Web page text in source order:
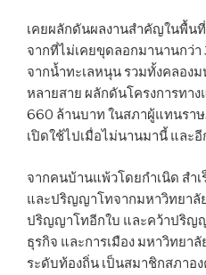
เคยผลักดันผลงานสำคัญในพื้น
จากที่ไม่เคยขุดลอกมานานกว่า
จากน้ำทะเลหนุน รวมทั้งคลอง
หลายสาย ผลักดันโครงการทา
660 ล้านบาท ในสภาผู้แทนราษ
เปิดใช้ไปเมื่อไม่นานมานี้ และ
จากคนบ้านแพ้วโดยกำเนิด สำ
และปริญญาโทจากมหาวิทยาลั
ปริญญาโทอีกใบ และคว้าปริญญ
ธุรกิจ และการเมือง มหาวิทยา
ระดับท้องถิ่น เป็นสมาชิกสภาอ